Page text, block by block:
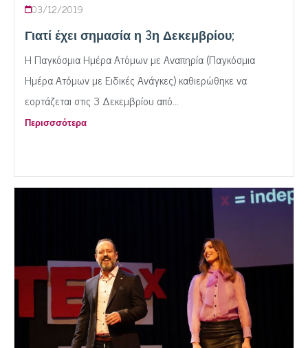
03/12/2019
Γιατί έχει σημασία η 3η Δεκεμβρίου;
Η Παγκόσμια Ημέρα Ατόμων με Αναπηρία (Παγκόσμια
Ημέρα Ατόμων με Ειδικές Ανάγκες) καθιερώθηκε να
εορτάζεται στις 3 Δεκεμβρίου από...
Περισσσότερα